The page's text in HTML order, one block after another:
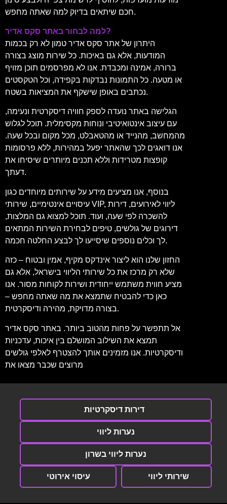
חכם שיתאים בדיוק למה שאתה מחפש.
למה לבחור באתר סקס אדיר?
היתרון של אתר סקס אדיר טמון לא רק בכמות
המודעות, אלא גם באיכות. כל שירות מוצג בצורה
ברורה, אמינה ומכבדת. אנו לא מפרסמים תוכן מזויף
או מטעה. כל התמונות נבדקות בקפידה, וכל הטקסטים
נכתבים באופן שישקף את המציאות בשטח.
הגלישה באתר נועדה לספק חוויה דיסקרטית ונעימה,
עם עיצוב אינטואיטיבי ונוחות מקסימלית. תוכל לגלוש
מהמחשב, מהנייד או מהטאבלט, מכל מקום ובכל שעה.
אנו דואגים לכך שהאתר יפעל במהירות, ללא פרסומות
קופצות מטרידות וללא תכנים מיותרים שיסיחו את
דעתך.
בנוסף, אנו מציעים מידע על שירותים מיוחדים כגון
עיסויים אינטימיים, שירותי VIP, ליווי לאירועים, דירות
להשכרה לפי שעה, ועוד. תוכל למצוא גם המלצות,
דירוגים של גולשים, טיפים לבחירת השירות המתאים
לך וכלים נוספים שיסייעו לך לבצע החלטה חכמה.
החזון שלנו הוא ליצור אינדקס מקיף, אמין ובטוח – כזה
שלא רק מרכז את כל שירותי הליווי בישראל, אלא גם
מציע חווית משתמש ייחודית ושירות לקוחות מסור. אנו
כאן כדי להבטיח שתמצא את מה שאתה מחפש –
בצורה מדויקת, מהירה ודיסקרטית.
אל תתפשר על פחות מהטוב ביותר. באתר סקס אדיר
תמצא את השילוב המושלם בין איכות, עדכניות
ודיסקרטיות. אנו מזמינים אותך להצטרף לאלפי גולשים
מרוצים שכבר מצאו את
דירות דיסקרטיות
נערות ליווי
נערות ליווי בשרון
עיסוי אירוטי שירותי ליווי